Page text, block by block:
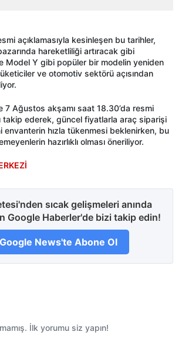
açıklamasıyla kesinleşen bu tarihler,
hareketliliği artıracak gibi
Model Y gibi popüler bir modelin yeniden
ve otomotiv sektörü açısından
7 Ağustos akşamı saat 18.30’da resmi
takip ederek, güncel fiyatlarla araç siparişi
envanterin hızla tükenmesi beklenirken, bu
hazırlıklı olması öneriliyor.
sıcak gelişmeleri anında
Google Haberler'de bizi takip edin!
Google News'te Abone Ol
İlk yorumu siz yapın!